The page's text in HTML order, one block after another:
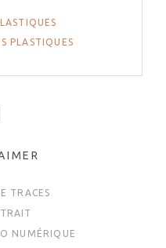
PLASTIQUES
TRACES
NUMÉRIQUE